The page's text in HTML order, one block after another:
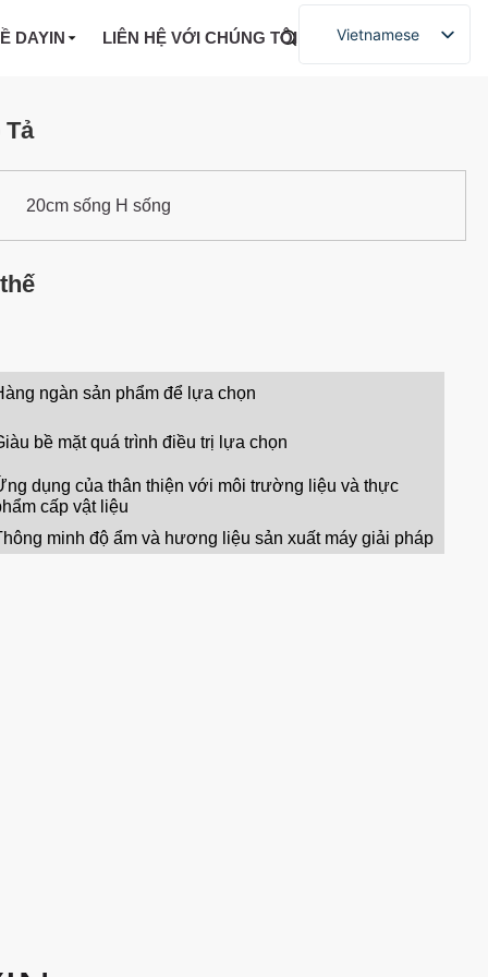
DAYIN LIÊN HỆ VỚI CHÚNG TÔI Vietnamese
20cm sống H sống
ngàn sản phẩm để lựa chọn
bề mặt quá trình điều trị lựa chọn
dụng của thân thiện với môi trường liệu và thực
cấp vật liệu
minh độ ẩm và hương liệu sản xuất máy giải pháp